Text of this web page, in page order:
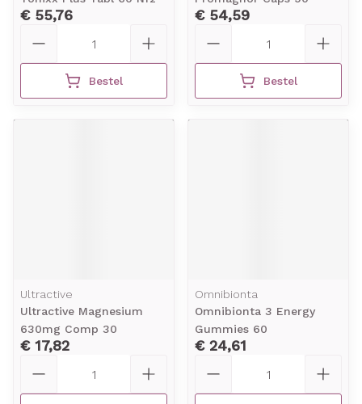
€ 55,76
Bestel
€ 54,59
Bestel
Ultractive
Ultractive Magnesium
630mg Comp 30
€ 17,82
Omnibionta
Omnibionta 3 Energy
Gummies 60
€ 24,61